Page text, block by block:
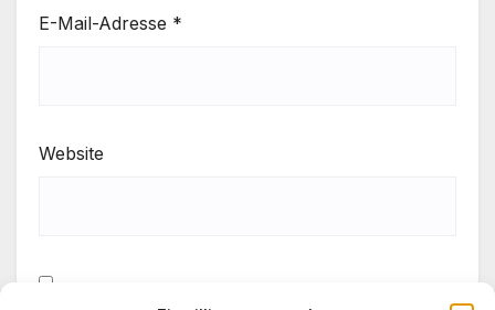
E-Mail-Adresse *
Website